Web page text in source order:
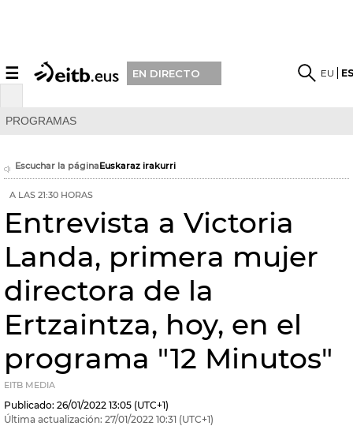
☰ EN DIRECTO EU
PROGRAMAS
Escuchar la páginaEuskaraz irakurri
A LAS 21:30 HORAS
Entrevista a Victoria
Landa, primera mujer
directora de la
Ertzaintza, hoy, en el
programa "12 Minutos"
EITB MEDIA
Publicado: 26/01/2022 13:05 (UTC+1)
Última actualización: 27/01/2022 10:31 (UTC+1)